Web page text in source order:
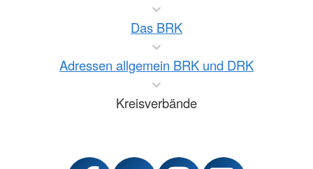
Das BRK
Adressen allgemein BRK und DRK
Kreisverbände